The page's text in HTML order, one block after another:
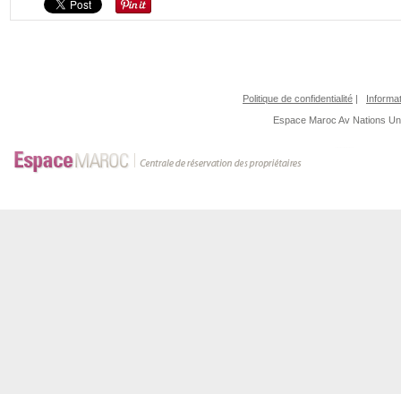
Politique de confidentialité |
Espace Maroc Av Nations